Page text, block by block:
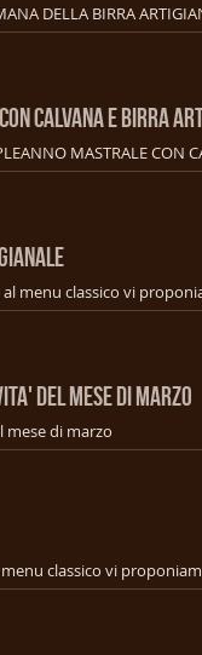
CALVANA E BIRRA
DEL MESE DI MARZO
di marzo